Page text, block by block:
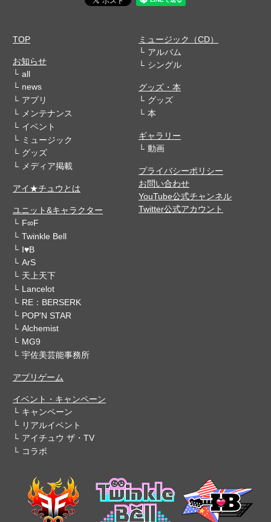
TOP
お知らせ
all
news
アプリ
メンテナンス
イベント
ミュージック
グッズ
メディア掲載
アイ★チュウとは
ユニット&キャラクター
F∞F
Twinkle Bell
I♥B
ArS
天上天下
Lancelot
RE：BERSERK
POP'N STAR
Alchemist
MG9
宇佐美芸能事務所
アプリゲーム
イベント・キャンペーン
キャンペーン
リアルイベント
アイチュウ ザ・TV
コラボ
ミュージック（CD）
アルバム
シングル
グッズ・本
グッズ
本
ギャラリー
動画
プライバシーポリシー
お問い合わせ
YouTube公式チャンネル
Twitter公式アカウント